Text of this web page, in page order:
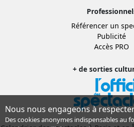
Référencer un
Publicité
Accès PRO
+ de sorties
Nous nous engageons à
Des cookies anonymes indispensables au